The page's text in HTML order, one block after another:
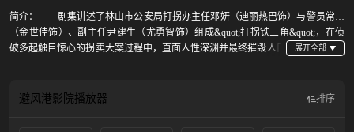
简介：
剧集讲述了林山市公安局打拐办主任邓妍（迪丽热巴饰）与警员常锐
（金世佳饰）、副主任尹建生（尤勇智饰）组成&quot;打拐铁三角&quot;，在侦
破多起触目惊心的拐卖大案过程中，直面人性深渊并最终摧毁人口
避风港影院播放器 排序